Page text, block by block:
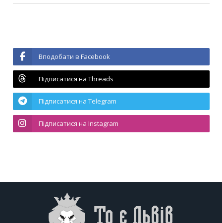
Вподобати в Facebook
Підписатися на Threads
Підписатися на Telegram
Підписатися на Instagram